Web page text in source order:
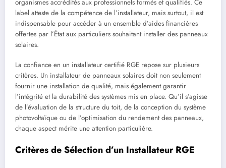
organismes accrédités aux professionnels formés et qualifiés. Ce
label atteste de la compétence de l’installateur, mais surtout, il est
indispensable pour accéder à un ensemble d’aides financières
offertes par l’État aux particuliers souhaitant installer des panneaux
solaires.
La confiance en un installateur certifié RGE repose sur plusieurs
critères. Un installateur de panneaux solaires doit non seulement
fournir une installation de qualité, mais également garantir
l’intégrité et la durabilité des systèmes mis en place. Qu’il s’agisse
de l’évaluation de la structure du toit, de la conception du système
photovoltaïque ou de l’optimisation du rendement des panneaux,
chaque aspect mérite une attention particulière.
Critères de Sélection d’un Installateur RGE